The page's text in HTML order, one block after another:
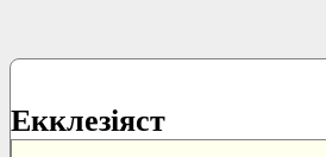
Екклезіяст